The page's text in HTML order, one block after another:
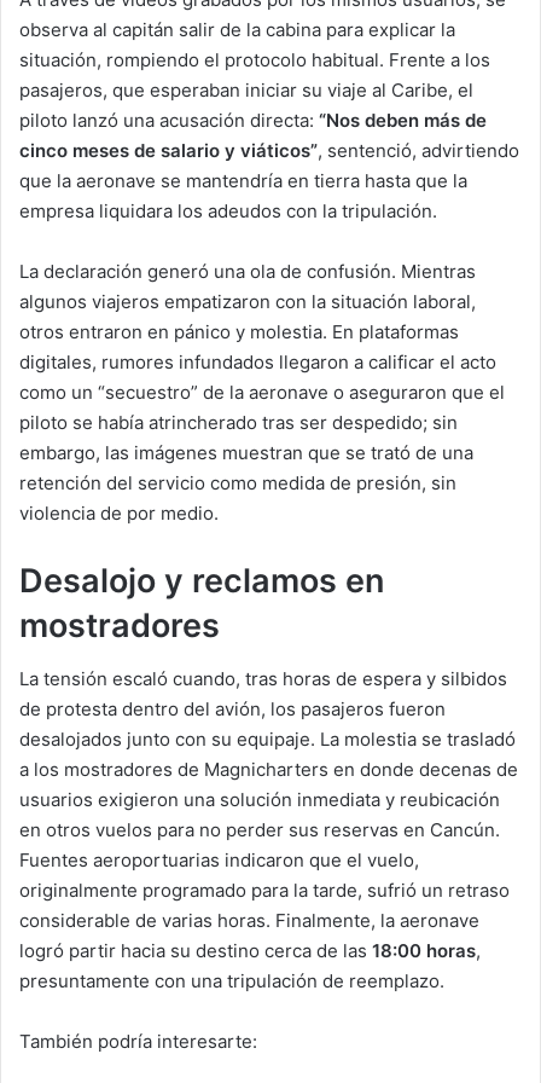
observa al capitán salir de la cabina para explicar la
situación, rompiendo el protocolo habitual. Frente a los
pasajeros, que esperaban iniciar su viaje al Caribe, el
piloto lanzó una acusación directa: “Nos deben más de
cinco meses de salario y viáticos”, sentenció, advirtiendo
que la aeronave se mantendría en tierra hasta que la
empresa liquidara los adeudos con la tripulación.
La declaración generó una ola de confusión. Mientras
algunos viajeros empatizaron con la situación laboral,
otros entraron en pánico y molestia. En plataformas
digitales, rumores infundados llegaron a calificar el acto
como un “secuestro” de la aeronave o aseguraron que el
piloto se había atrincherado tras ser despedido; sin
embargo, las imágenes muestran que se trató de una
retención del servicio como medida de presión, sin
violencia de por medio.
Desalojo y reclamos en
mostradores
La tensión escaló cuando, tras horas de espera y silbidos
de protesta dentro del avión, los pasajeros fueron
desalojados junto con su equipaje. La molestia se trasladó
a los mostradores de Magnicharters en donde decenas de
usuarios exigieron una solución inmediata y reubicación
en otros vuelos para no perder sus reservas en Cancún.
Fuentes aeroportuarias indicaron que el vuelo,
originalmente programado para la tarde, sufrió un retraso
considerable de varias horas. Finalmente, la aeronave
logró partir hacia su destino cerca de las 18:00 horas,
presuntamente con una tripulación de reemplazo.
También podría interesarte: